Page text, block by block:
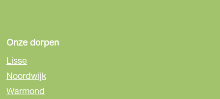
n
a
o
p
F
n
o
p
e
n
p
W
Onze dorpen
Lisse
Noordwijk
Warmond